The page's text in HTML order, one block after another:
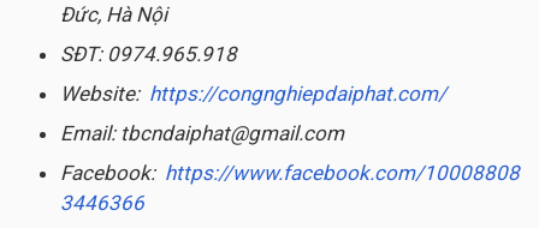
Đức, Hà Nội
SĐT: 0974.965.918
Website: https://congnghiepdaiphat.com/
Email: tbcndaiphat@gmail.com
Facebook: https://www.facebook.com/10008808
3446366